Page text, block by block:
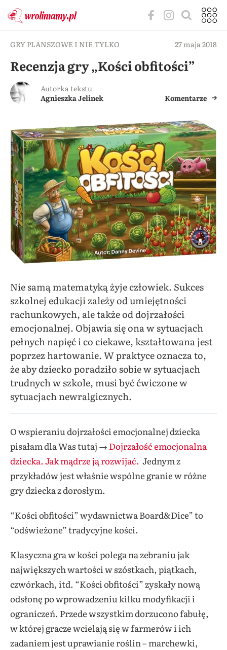
GRY PLANSZOWE I NIE TYLKO 27 maja 2018
Recenzja gry „Kości obfitości”
Autorka tekstu
Agnieszka Jelinek
Komentarze
Nie samą matematyką żyje człowiek. Sukces
szkolnej edukacji zależy od umiejętności
rachunkowych, ale także od dojrzałości
emocjonalnej. Objawia się ona w sytuacjach
pełnych napięć i co ciekawe, kształtowana jest
poprzez hartowanie. W praktyce oznacza to,
że aby dziecko poradziło sobie w sytuacjach
trudnych w szkole, musi być ćwiczone w
sytuacjach newralgicznych.
O wspieraniu dojrzałości emocjonalnej dziecka
pisałam dla Was tutaj → Dojrzałość emocjonalna
dziecka. Jak mądrze ją rozwijać. Jednym z
przykładów jest właśnie wspólne granie w różne
gry dziecka z dorosłym.
“Kości obfitości” wydawnictwa Board&Dice” to
“odświeżone” tradycyjne kości.
Klasyczna gra w kości polega na zebraniu jak
największych wartości w szóstkach, piątkach,
czwórkach, itd. “Kości obfitości” zyskały nową
odsłonę po wprowadzeniu kilku modyfikacji i
ograniczeń. Przede wszystkim dorzucono fabułę,
w której gracze wcielają się w farmerów i ich
zadaniem jest uprawianie roślin – marchewki,